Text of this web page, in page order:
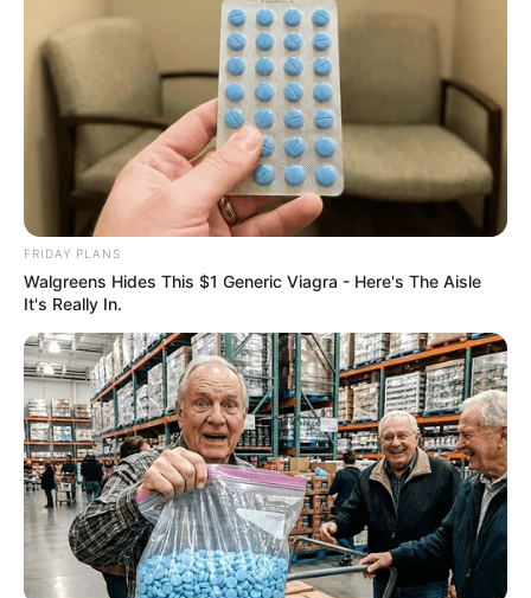
FRIDAY PLANS
Walgreens Hides This $1 Generic Viagra - Here's The Aisle
It's Really In.